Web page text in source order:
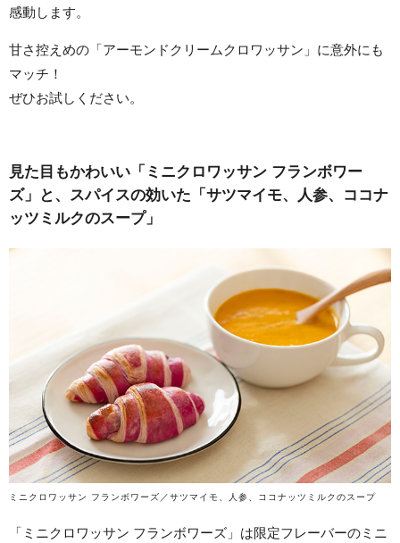
感動します。
甘さ控えめの「アーモンドクリームクロワッサン」に意外にも
マッチ！
ぜひお試しください。
見た目もかわいい「ミニクロワッサン フランボワー
ズ」と、スパイスの効いた「サツマイモ、人参、ココナ
ッツミルクのスープ」
ミニクロワッサン フランボワーズ／サツマイモ、人参、ココナッツミルクのスープ
「ミニクロワッサン フランボワーズ」は限定フレーバーのミニ